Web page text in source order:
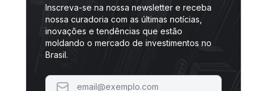
Inscreva-se na nossa newsletter e receba
nossa curadoria com as últimas notícias,
inovações e tendências que estão
moldando o mercado de investimentos no
Brasil.